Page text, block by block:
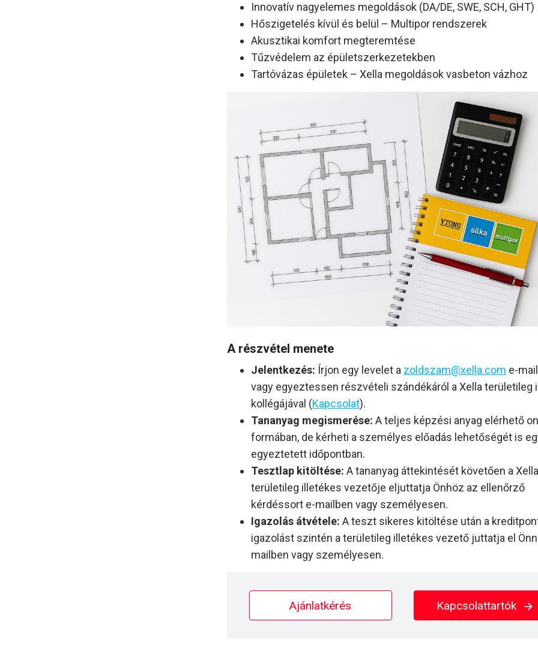
Innovatív nagyelemes megoldások (DA/DE, SWE, SCH, GHT)
Hőszigetelés kívül és belül – Multipor rendszerek
Akusztikai komfort megteremtése
Tűzvédelem az épületszerkezetekben
Tartóvázas épületek – Xella megoldások vasbeton vázhoz
A részvétel menete
Jelentkezés: Írjon egy levelet a zoldszam@xella.com e-
vagy egyeztessen részvételi szándékáról a Xella területileg
kollégájával (Kapcsolat).
Tananyag megismerése: A teljes képzési anyag elérhető
formában, de kérheti a személyes előadás lehetőségét is
egyeztetett időpontban.
Tesztlap kitöltése: A tananyag áttekintését követően a Xella
területileg illetékes vezetője eljuttatja Önhöz az ellenőrző
kérdéssort e-mailben vagy személyesen.
Igazolás átvétele: A teszt sikeres kitöltése után a
igazolást szintén a területileg illetékes vezető juttatja el
mailben vagy személyesen.
Ajánlatkérés Kapcsolattartók